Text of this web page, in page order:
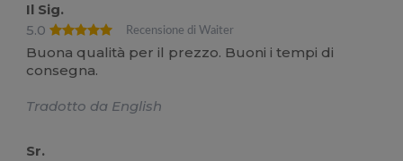
Il Sig.
5.0
Recensione di Waiter
Buona qualità per il prezzo. Buoni i tempi di
consegna.
Tradotto da English
Sr.